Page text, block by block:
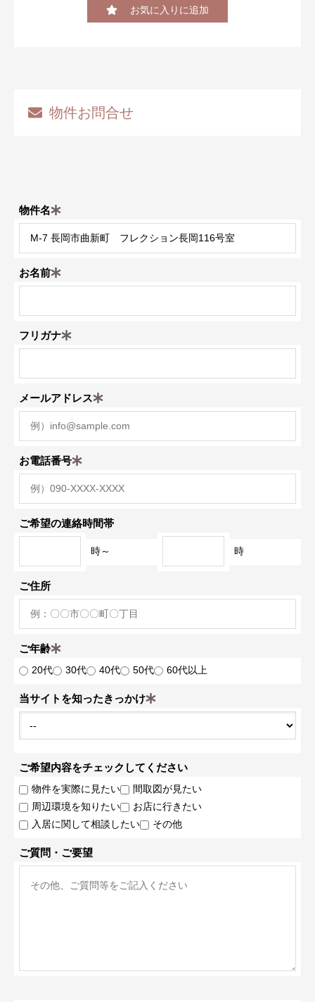
お気に入りに追加
物件お問合せ
物件名
お名前
フリガナ
メールアドレス
お電話番号
ご希望の連絡時間帯
時～ 時
ご住所
ご年齢
20代 30代 40代 50代 60代以上
当サイトを知ったきっかけ
ご希望内容をチェックしてください
物件を実際に見たい
間取図が見たい
周辺環境を知りたい
お店に行きたい
入居に関して相談したい
その他
ご質問・ご要望